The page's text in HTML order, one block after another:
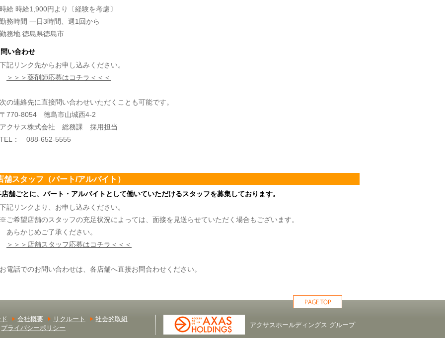
時給 時給1,900円より〔経験を考慮〕
勤務時間 一日3時間、週1回から
勤務地 徳島県徳島市
い合わせ
下記リンク先からお申し込みください。
＞＞＞薬剤師応募はコチラ＜＜＜
次の連絡先に直接問い合わせいただくことも可能です。
〒770-8054 徳島市山城西4-2
アクサス株式会社 総務課 採用担当
TEL： 088-652-5555
舗スタッフ（パート/アルバイト）
店舗ごとに、パート・アルバイトとして働いていただけるスタッフを募集しております。
下記リンクより、お申し込みください。
※ご希望店舗のスタッフの充足状況によっては、面接を見送らせていただく場合もございます。
あらかじめご了承ください。
＞＞＞店舗スタッフ応募はコチラ＜＜＜
お電話でのお問い合わせは、各店舗へ直接お問合わせください。
会社概要 リクルート
社会的取組
プライバシーポリシー
アクサスホールディングス グループ